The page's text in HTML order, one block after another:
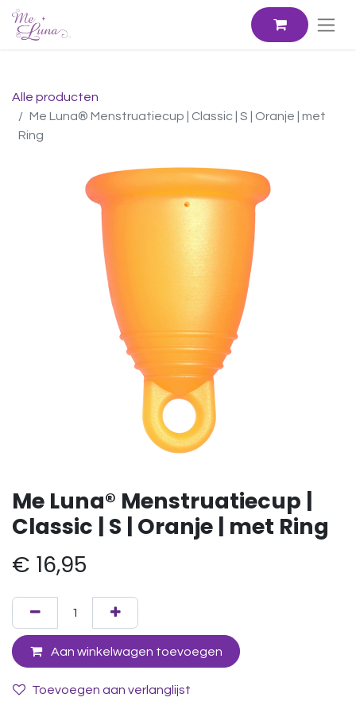
Alle producten
Me Luna® Menstruatiecup | Classic | S | Oranje | met
Ring
Me Luna® Menstruatiecup |
Classic | S | Oranje | met Ring
€ 16,95
Aan winkelwagen toevoegen
Toevoegen aan verlanglijst